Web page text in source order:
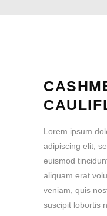
Lorem ipsum
adipiscing elit,
euismod
aliquam erat
veniam, quis
suscipit lobortis